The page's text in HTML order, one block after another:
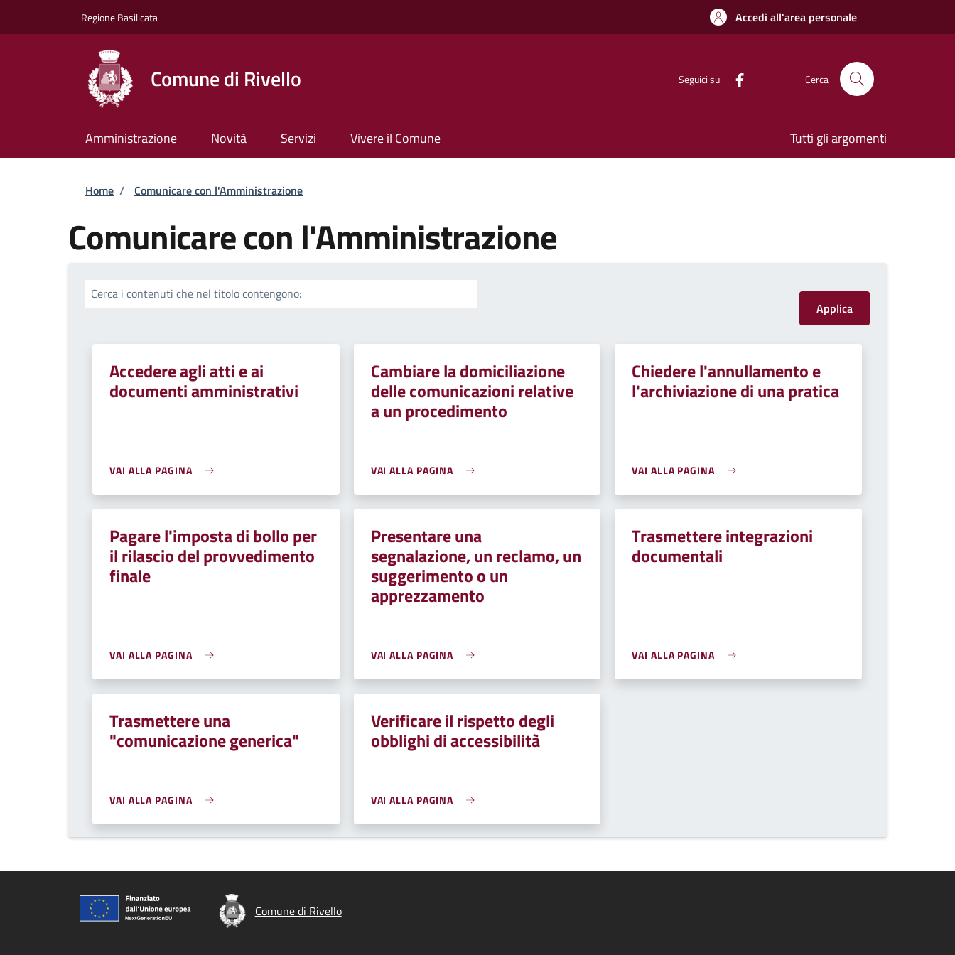
Regione Basilicata Accedi all'area personale
Comune di Rivello Seguici su Cerca
Amministrazione Novità Servizi Vivere il Comune Tutti gli argomenti
Briciole di pane
Home / Comunicare con l'Amministrazione
Comunicare con l'Amministrazione
Cerca i contenuti che nel titolo contengono:
Accedere agli atti e ai
documenti amministrativi
VAI ALLA PAGINA
Cambiare la domiciliazione
delle comunicazioni relative
a un procedimento
VAI ALLA PAGINA
Chiedere l'annullamento e
l'archiviazione di una pratica
VAI ALLA PAGINA
Pagare l'imposta di bollo per
il rilascio del provvedimento
finale
VAI ALLA PAGINA
Presentare una
segnalazione, un reclamo, un
suggerimento o un
apprezzamento
VAI ALLA PAGINA
Trasmettere integrazioni
documentali
VAI ALLA PAGINA
Trasmettere una
"comunicazione generica"
VAI ALLA PAGINA
Verificare il rispetto degli
obblighi di accessibilità
VAI ALLA PAGINA
Comune di Rivello